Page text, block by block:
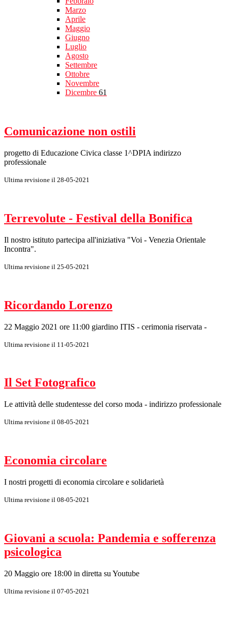
Marzo
Aprile
Maggio
Giugno
Luglio
Agosto
Settembre
Ottobre
Novembre
Dicembre 61
Comunicazione non ostili
progetto di Educazione Civica classe 1^DPIA indirizzo
professionale
Ultima revisione il 28-05-2021
Terrevolute - Festival della Bonifica
Il nostro istituto partecipa all'iniziativa "Voi - Venezia Orientale
Incontra".
Ultima revisione il 25-05-2021
Ricordando Lorenzo
22 Maggio 2021 ore 11:00 giardino ITIS - cerimonia riservata -
Ultima revisione il 11-05-2021
Il Set Fotografico
Le attività delle studentesse del corso moda - indirizzo professionale
Ultima revisione il 08-05-2021
Economia circolare
I nostri progetti di economia circolare e solidarietà
Ultima revisione il 08-05-2021
Giovani a scuola: Pandemia e sofferenza
psicologica
20 Maggio ore 18:00 in diretta su Youtube
Ultima revisione il 07-05-2021